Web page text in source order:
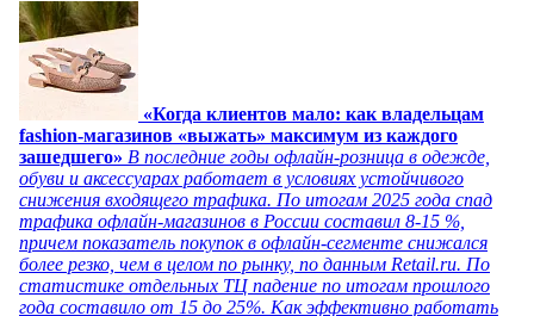
«Когда клиентов мало: как владельцам
fashion-магазинов «выжать» максимум из каждого
зашедшего» В последние годы офлайн-розница в одежде,
обуви и аксессуарах работает в условиях устойчивого
снижения входящего трафика. По итогам 2025 года спад
трафика офлайн-магазинов в России составил 8-15 %,
причем показатель покупок в офлайн-сегменте снижался
более резко, чем в целом по рынку, по данным Retail.ru. По
статистике отдельных ТЦ падение по итогам прошлого
года составило от 15 до 25%. Как эффективно работать